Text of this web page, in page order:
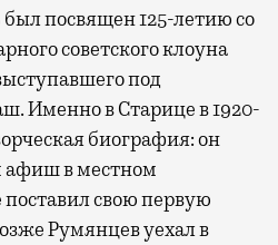
был посвящен 125-летию со
советского клоуна
под
Именно в Старице в 1920-
биография: он
афиш в местном
свою первую
Румянцев уехал в